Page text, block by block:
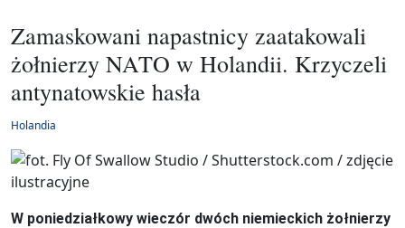
Zamaskowani napastnicy zaatakowali
żołnierzy NATO w Holandii. Krzyczeli
antynatowskie hasła
Holandia
W poniedziałkowy wieczór dwóch niemieckich żołnierzy